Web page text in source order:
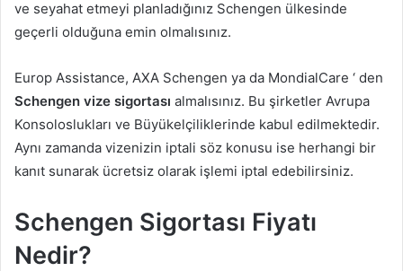
ve seyahat etmeyi planladığınız Schengen ülkesinde
geçerli olduğuna emin olmalısınız.
Europ Assistance, AXA Schengen ya da MondialCare ‘ den
Schengen vize sigortası almalısınız. Bu şirketler Avrupa
Konsoloslukları ve Büyükelçiliklerinde kabul edilmektedir.
Aynı zamanda vizenizin iptali söz konusu ise herhangi bir
kanıt sunarak ücretsiz olarak işlemi iptal edebilirsiniz.
Schengen Sigortası Fiyatı
Nedir?